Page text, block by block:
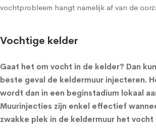
vochtprobleem hangt namelijk af van de
Vochtige kelder
Gaat het om vocht in de kelder? Dan
beste geval de keldermuur injecteren.
wordt dan in een beginstadium lokaal
Muurinjecties zijn enkel effectief
zwakke plek in de keldermuur het vocht